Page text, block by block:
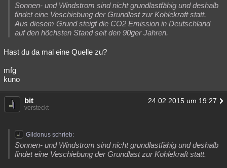
Sonnen- und Windstrom sind nicht grundlastfähig und deshalb
findet eine Veschiebung der Grundlast zur Kohlekraft statt.
Aus diesem Grund steigt die CO2 Emission in Deutschland
auf den höchsten Stand seit den 90ger Jahren.
Hast du da mal eine Quelle zu?
mfg
kuno
bit 24.02.2015 um 19:27
versteckt
Gildonus schrieb:
Sonnen- und Windstrom sind nicht grundlastfähig und deshalb
findet eine Veschiebung der Grundlast zur Kohlekraft statt.